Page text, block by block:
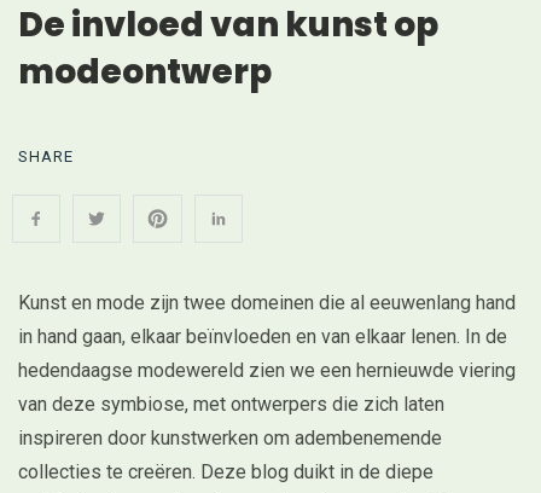
De invloed van kunst op
modeontwerp
SHARE
Kunst en mode zijn twee domeinen die al eeuwenlang hand
in hand gaan, elkaar beïnvloeden en van elkaar lenen. In de
hedendaagse modewereld zien we een hernieuwde viering
van deze symbiose, met ontwerpers die zich laten
inspireren door kunstwerken om adembenemende
collecties te creëren. Deze blog duikt in de diepe